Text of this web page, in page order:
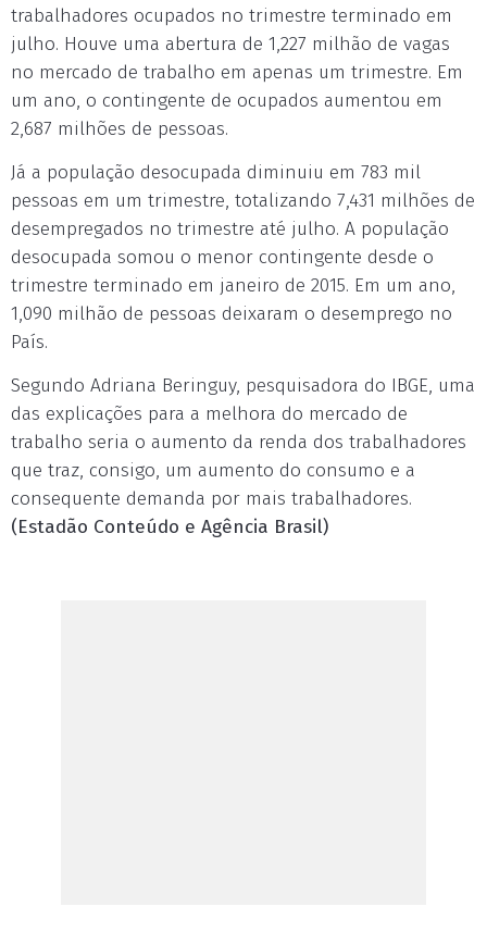
trabalhadores ocupados no trimestre terminado em
julho. Houve uma abertura de 1,227 milhão de vagas
no mercado de trabalho em apenas um trimestre. Em
um ano, o contingente de ocupados aumentou em
2,687 milhões de pessoas.
Já a população desocupada diminuiu em 783 mil
pessoas em um trimestre, totalizando 7,431 milhões de
desempregados no trimestre até julho. A população
desocupada somou o menor contingente desde o
trimestre terminado em janeiro de 2015. Em um ano,
1,090 milhão de pessoas deixaram o desemprego no
País.
Segundo Adriana Beringuy, pesquisadora do IBGE, uma
das explicações para a melhora do mercado de
trabalho seria o aumento da renda dos trabalhadores
que traz, consigo, um aumento do consumo e a
consequente demanda por mais trabalhadores.
(Estadão Conteúdo e Agência Brasil)